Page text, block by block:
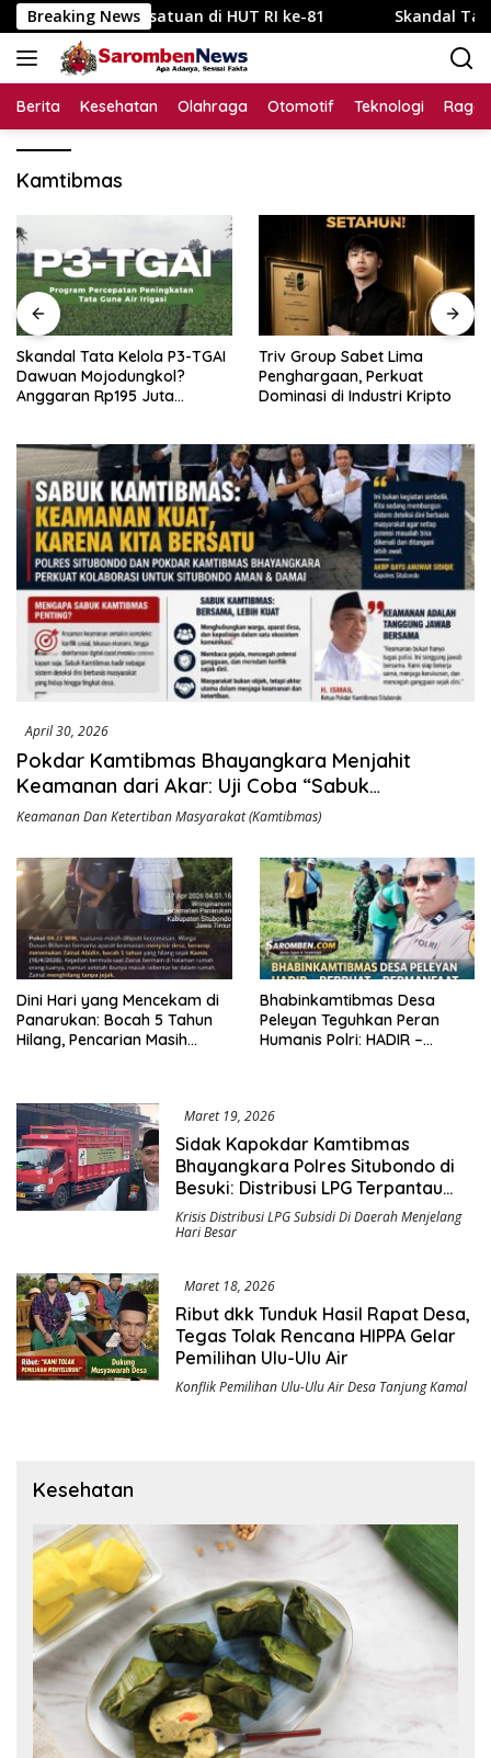
Langsung
ke
konten
Breaking News
Persatuan di HUT RI ke-81 Skandal Tata
Berita Kesehatan Olahraga Otomotif Teknologi
Kamtibmas
Skandal Tata Kelola P3-TGAI
Dawuan Mojodungkol?
Anggaran Rp195 Juta
Swakelola Petani
Triv Group Sabet Lima
Penghargaan, Perkuat
Dominasi di Industri Kripto
April 30, 2026
Pokdar Kamtibmas Bhayangkara Menjahit
Keamanan dari Akar: Uji Coba “Sabuk
Kamtibmas” di Situbondo dan Taruhan Besar
Keamanan Dan Ketertiban Masyarakat (Kamtibmas)
Dini Hari yang Mencekam di
Panarukan: Bocah 5 Tahun
Hilang, Pencarian Masih
Bhabinkamtibmas Desa
Peleyan Teguhkan Peran
Humanis Polri: HADIR –
Maret 19, 2026
Sidak Kapokdar Kamtibmas
Bhayangkara Polres Situbondo di
Besuki: Distribusi LPG Terpantau
Lancar, Warga Pesisir dan Pelosok
Mengeluhkan Kelangkaan
Krisis Distribusi LPG Subsidi Di Daerah Menjelang
Hari Besar
Maret 18, 2026
Ribut dkk Tunduk Hasil Rapat Desa,
Tegas Tolak Rencana HIPPA Gelar
Pemilihan Ulu-Ulu Air
Konflik Pemilihan Ulu-Ulu Air Desa Tanjung Kamal
Kesehatan